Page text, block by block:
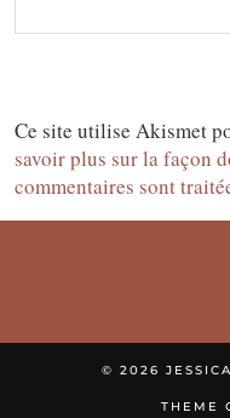
Ce site utilise Akismet
savoir plus sur la façon
commentaires sont
© 2026
THEME